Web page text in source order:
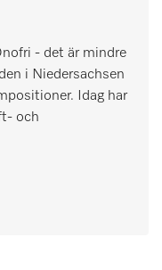
- det är mindre
i Niedersachsen
Idag har
och